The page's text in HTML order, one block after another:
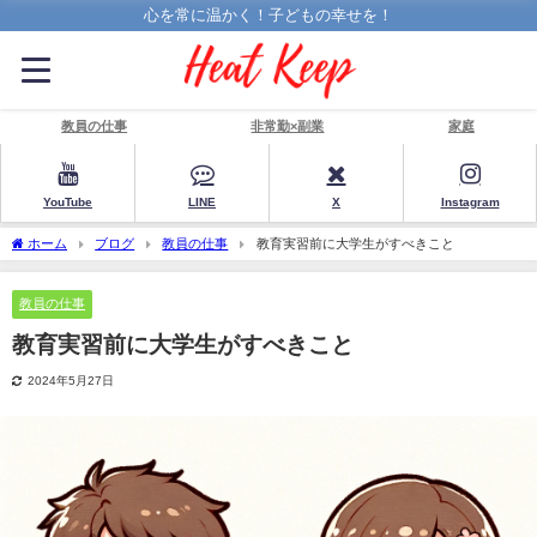
心を常に温かく！子どもの幸せを！
教員の仕事 非常勤×副業 家庭
YouTube LINE X Instagram
ホーム ブログ 教員の仕事 教育実習前に大学生がすべきこと
教員の仕事
教育実習前に大学生がすべきこと
2024年5月27日